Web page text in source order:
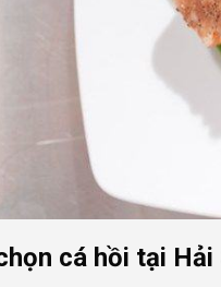
cá hồi tại Hải